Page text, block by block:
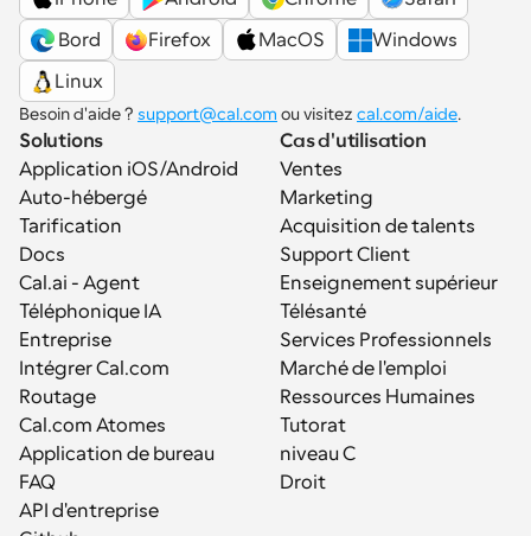
Bord
Firefox MacOS
Windows
Linux
Besoin d'aide ? support@cal.com ou visitez cal.com/aide.
Solutions
Application iOS/Android
Auto-hébergé
Tarification
Docs
Cal.ai - Agent
Téléphonique IA
Entreprise
Intégrer Cal.com
Routage
Cal.com Atomes
Application de bureau
FAQ
API d'entreprise
Cas d'utilisation
Ventes
Marketing
Acquisition de talents
Support Client
Enseignement supérieur
Télésanté
Services Professionnels
Marché de l'emploi
Ressources Humaines
Tutorat
niveau C
Droit